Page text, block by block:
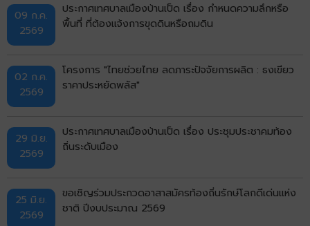
09 ก.ค.
2569
ประกาศเทศบาลเมืองบ้านเป็ด เรื่อง กำหนดความลึกหรือ
พื้นที่ ที่ต้องแจ้งการขุดดินหรือถมดิน
02 ก.ค.
2569
โครงการ "ไทยช่วยไทย ลดภาระปัจจัยการผลิต : ธงเขียว
ราคาประหยัดพลัส"
29 มิ.ย.
2569
ประกาศเทศบาลเมืองบ้านเป็ด เรื่อง ประชุมประชาคมท้อง
ถิ่นระดับเมือง
25 มิ.ย.
2569
ขอเชิญร่วมประกวดอาสาสมัครท้องถิ่นรักษ์โลกดีเด่นแห่ง
ชาติ ปีงบประมาณ 2569